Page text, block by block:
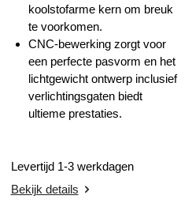
koolstofarme kern om breuk
te voorkomen.
CNC-bewerking zorgt voor
een perfecte pasvorm en het
lichtgewicht ontwerp inclusief
verlichtingsgaten biedt
ultieme prestaties.
Levertijd 1-3 werkdagen
Bekijk details